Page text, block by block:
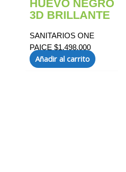
HUEVO NEGRO
3D BRILLANTE
SANITARIOS ONE
PAICE $1.498.000
Añadir al carrito